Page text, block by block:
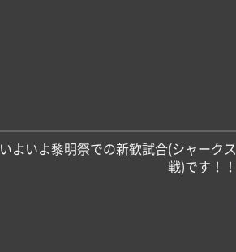
よいよ黎明祭での新歓試合(シャークス
戦)です！！